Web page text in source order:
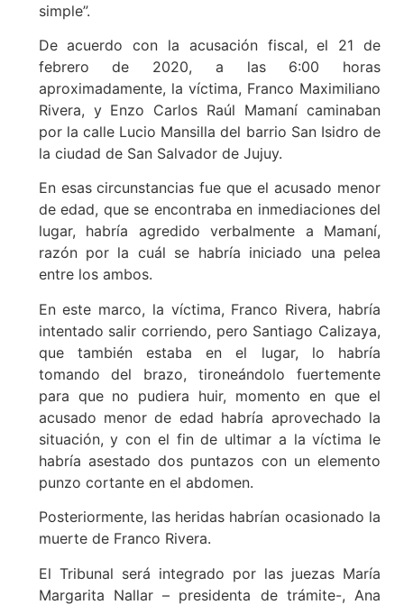
simple”.
De acuerdo con la acusación fiscal, el 21 de
febrero de 2020, a las 6:00 horas
aproximadamente, la víctima, Franco Maximiliano
Rivera, y Enzo Carlos Raúl Mamaní caminaban
por la calle Lucio Mansilla del barrio San Isidro de
la ciudad de San Salvador de Jujuy.
En esas circunstancias fue que el acusado menor
de edad, que se encontraba en inmediaciones del
lugar, habría agredido verbalmente a Mamaní,
razón por la cuál se habría iniciado una pelea
entre los ambos.
En este marco, la víctima, Franco Rivera, habría
intentado salir corriendo, pero Santiago Calizaya,
que también estaba en el lugar, lo habría
tomando del brazo, tironeándolo fuertemente
para que no pudiera huir, momento en que el
acusado menor de edad habría aprovechado la
situación, y con el fin de ultimar a la víctima le
habría asestado dos puntazos con un elemento
punzo cortante en el abdomen.
Posteriormente, las heridas habrían ocasionado la
muerte de Franco Rivera.
El Tribunal será integrado por las juezas María
Margarita Nallar – presidenta de trámite-, Ana